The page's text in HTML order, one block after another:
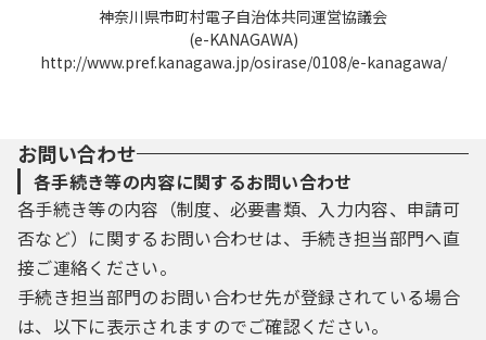
神奈川県市町村電子自治体共同運営協議会
(e-KANAGAWA)
http://www.pref.kanagawa.jp/osirase/0108/e-kanagawa/
お問い合わせ
各手続き等の内容に関するお問い合わせ
各手続き等の内容（制度、必要書類、入力内容、申請可
否など）に関するお問い合わせは、手続き担当部門へ直
接ご連絡ください。
手続き担当部門のお問い合わせ先が登録されている場合
は、以下に表示されますのでご確認ください。